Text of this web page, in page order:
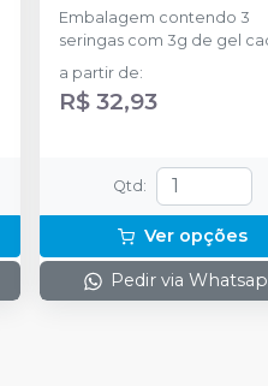
Embalagem contendo 3
seringas com 3g de gel
a partir de:
R$ 32,93
Qtd :
Ver opções
Pedir via